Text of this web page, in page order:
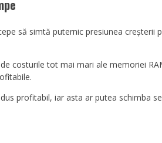
să simtă puternic presiunea creșterii
costurile tot mai mari ale memoriei
profitabil, iar asta ar putea schimba